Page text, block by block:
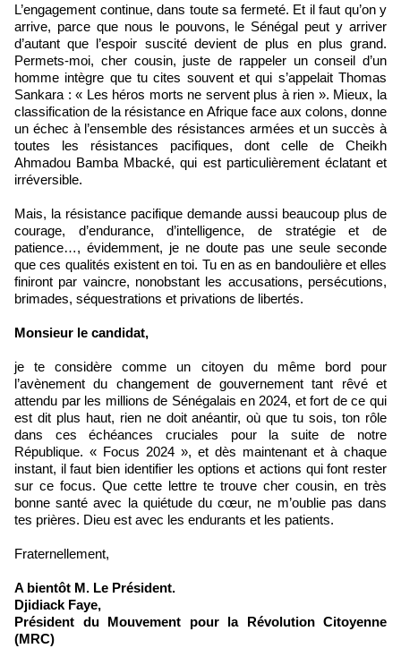
L’engagement continue, dans toute sa fermeté. Et il faut qu’on y
arrive, parce que nous le pouvons, le Sénégal peut y arriver
d’autant que l’espoir suscité devient de plus en plus grand.
Permets-moi, cher cousin, juste de rappeler un conseil d’un
homme intègre que tu cites souvent et qui s’appelait Thomas
Sankara : « Les héros morts ne servent plus à rien ». Mieux, la
classification de la résistance en Afrique face aux colons, donne
un échec à l’ensemble des résistances armées et un succès à
toutes les résistances pacifiques, dont celle de Cheikh
Ahmadou Bamba Mbacké, qui est particulièrement éclatant et
irréversible.
Mais, la résistance pacifique demande aussi beaucoup plus de
courage, d’endurance, d’intelligence, de stratégie et de
patience…, évidemment, je ne doute pas une seule seconde
que ces qualités existent en toi. Tu en as en bandoulière et elles
finiront par vaincre, nonobstant les accusations, persécutions,
brimades, séquestrations et privations de libertés.
Monsieur le candidat,
je te considère comme un citoyen du même bord pour
l’avènement du changement de gouvernement tant rêvé et
attendu par les millions de Sénégalais en 2024, et fort de ce qui
est dit plus haut, rien ne doit anéantir, où que tu sois, ton rôle
dans ces échéances cruciales pour la suite de notre
République. « Focus 2024 », et dès maintenant et à chaque
instant, il faut bien identifier les options et actions qui font rester
sur ce focus. Que cette lettre te trouve cher cousin, en très
bonne santé avec la quiétude du cœur, ne m’oublie pas dans
tes prières. Dieu est avec les endurants et les patients.
Fraternellement,
A bientôt M. Le Président.
Djidiack Faye,
Président du Mouvement pour la Révolution Citoyenne
(MRC)